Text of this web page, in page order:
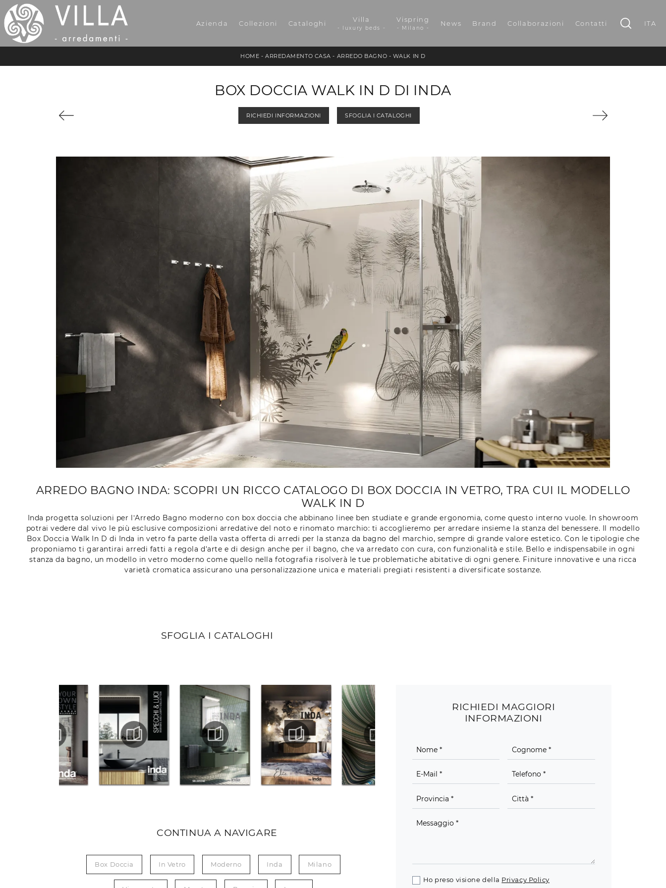
Azienda Collezioni Cataloghi Villa
- luxury beds -
Vispring
- Milano -
News Brand Collaborazioni Contatti ITA
HOME -ARREDAMENTO CASA - ARREDO BAGNO - WALK IN D
BOX DOCCIA WALK IN D DI INDA
RICHIEDI INFORMAZIONI SFOGLIA I CATALOGHI
ARREDO BAGNO INDA: SCOPRI UN RICCO CATALOGO DI BOX DOCCIA IN VETRO, TRA CUI IL MODELLO
WALK IN D
Inda progetta soluzioni per l’Arredo Bagno moderno con box doccia che abbinano linee ben studiate e grande ergonomia, come questo interno vuole. In showroom
potrai vedere dal vivo le più esclusive composizioni arredative del noto e rinomato marchio: ti accoglieremo per arredare insieme la stanza del benessere. Il modello
Box Doccia Walk In D di Inda in vetro fa parte della vasta offerta di arredi per la stanza da bagno del marchio, sempre di grande valore estetico. Con le tipologie che
proponiamo ti garantirai arredi fatti a regola d'arte e di design anche per il bagno, che va arredato con cura, con funzionalità e stile. Bello e indispensabile in ogni
stanza da bagno, un modello in vetro moderno come quello nella fotografia risolverà le tue problematiche abitative di ogni genere. Finiture innovative e una ricca
varietà cromatica assicurano una personalizzazione unica e materiali pregiati resistenti a diversificate sostanze.
SFOGLIA I CATALOGHI
CONTINUA A NAVIGARE
Box Doccia In Vetro Moderno Inda Milano
RICHIEDI MAGGIORI
INFORMAZIONI
Ho preso visione della Privacy Policy